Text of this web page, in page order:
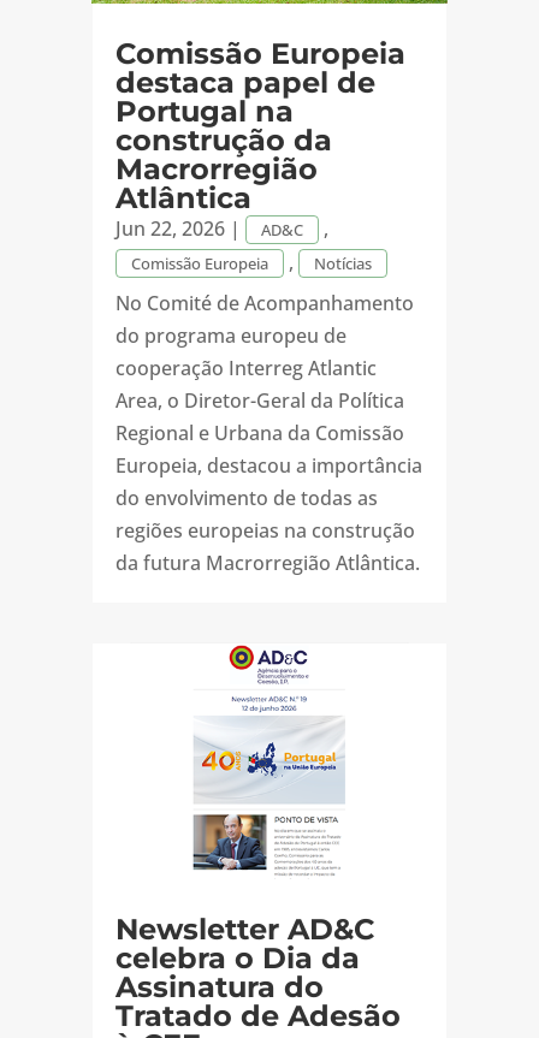
Comissão Europeia
destaca papel de
Portugal na
construção da
Macrorregião
Atlântica
Jun 22, 2026| AD&C ,
Comissão Europeia , Notícias
No Comité de Acompanhamento
do programa europeu de
cooperação Interreg Atlantic
Area, o Diretor-Geral da Política
Regional e Urbana da Comissão
Europeia, destacou a importância
do envolvimento de todas as
regiões europeias na construção
da futura Macrorregião Atlântica.
Newsletter AD&C
celebra o Dia da
Assinatura do
Tratado de Adesão